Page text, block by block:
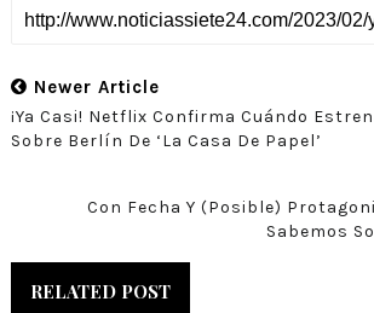
Newer Article
¡Ya Casi! Netflix Confirma Cuándo
Sobre Berlín De ‘La Casa De Papel’
Con Fecha Y (posible)
Sabemos
RELATED POST